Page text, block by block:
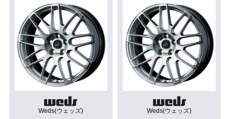
Weds(ウェッズ) Weds(ウェッズ)